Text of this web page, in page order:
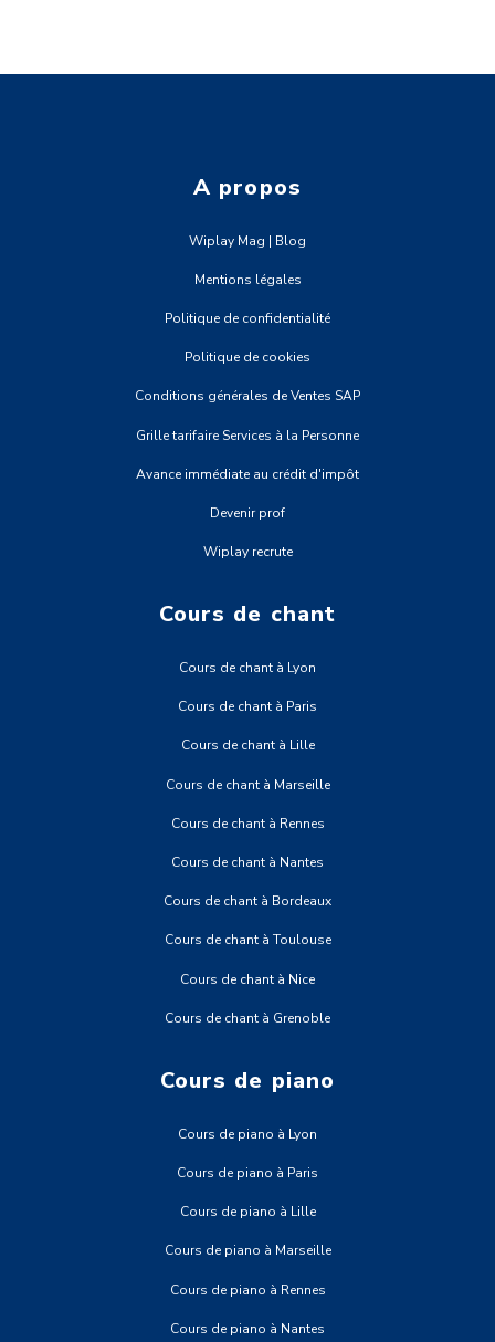
A propos
Wiplay Mag | Blog
Mentions légales
Politique de confidentialité
Politique de cookies
Conditions générales de Ventes SAP
Grille tarifaire Services à la Personne
Avance immédiate au crédit d'impôt
Devenir prof
Wiplay recrute
Cours de chant
Cours de chant à Lyon
Cours de chant à Paris
Cours de chant à Lille
Cours de chant à Marseille
Cours de chant à Rennes
Cours de chant à Nantes
Cours de chant à Bordeaux
Cours de chant à Toulouse
Cours de chant à Nice
Cours de chant à Grenoble
Cours de piano
Cours de piano à Lyon
Cours de piano à Paris
Cours de piano à Lille
Cours de piano à Marseille
Cours de piano à Rennes
Cours de piano à Nantes